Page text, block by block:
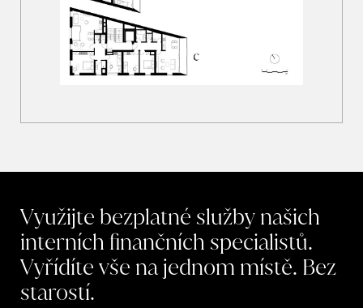
Využijte bezplatné služby našich
interních finančních specialistů.
Vyřídíte vše na jednom místě. Bez
starostí.